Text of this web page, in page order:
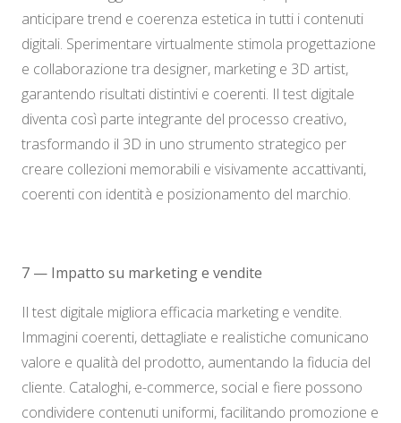
anticipare trend e coerenza estetica in tutti i contenuti
digitali. Sperimentare virtualmente stimola progettazione
e collaborazione tra designer, marketing e 3D artist,
garantendo risultati distintivi e coerenti. Il test digitale
diventa così parte integrante del processo creativo,
trasformando il 3D in uno strumento strategico per
creare collezioni memorabili e visivamente accattivanti,
coerenti con identità e posizionamento del marchio.
7 — Impatto su marketing e vendite
Il test digitale migliora efficacia marketing e vendite.
Immagini coerenti, dettagliate e realistiche comunicano
valore e qualità del prodotto, aumentando la fiducia del
cliente. Cataloghi, e-commerce, social e fiere possono
condividere contenuti uniformi, facilitando promozione e